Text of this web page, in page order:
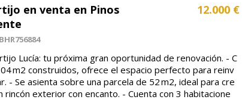
12.000 €
en venta en Pinos
BHR756884
Lucía: tu próxima gran oportunidad de renovación. - C
m2 construidos, ofrece el espacio perfecto para reinv
- Se asienta sobre una parcela de 52 m2, ideal para cre
rincón exterior con encanto. -️ Cuenta con 3 habitacione